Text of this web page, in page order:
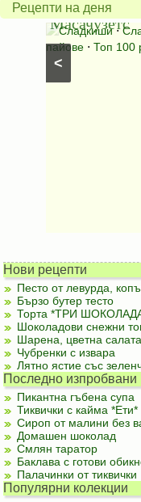
Рецепти на деня
<
Масачузетс
Сладкиши⋅
пайове ⋅ Топ 100
Нови рецепти
Песто от левурда,
Бързо бутер тесто
Торта *ТРИ
Шоколадови снежни
Шарена, цветна салата
Чубренки с извара
Лятно ястие със
Последно изпробвани
Пикантна гъбена супа
Тиквички с кайма *Ети*
Сироп от малини без
Домашен шоколад
Смлян таратор
Баклава с готови
Палачинки от тиквички
Популярни колекции